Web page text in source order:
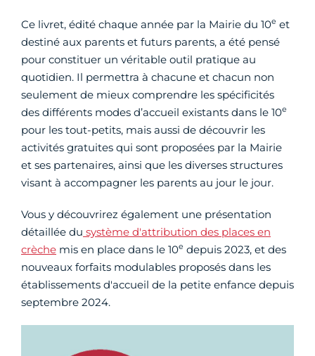
Ce livret, édité chaque année par la Mairie du 10e et
destiné aux parents et futurs parents, a été pensé
pour constituer un véritable outil pratique au
quotidien. Il permettra à chacune et chacun non
seulement de mieux comprendre les spécificités
des différents modes d’accueil existants dans le 10e
pour les tout-petits, mais aussi de découvrir les
activités gratuites qui sont proposées par la Mairie
et ses partenaires, ainsi que les diverses structures
visant à accompagner les parents au jour le jour.
Vous y découvrirez également une présentation
détaillée du système d'attribution des places en
crèche mis en place dans le 10e depuis 2023, et des
nouveaux forfaits modulables proposés dans les
établissements d'accueil de la petite enfance depuis
septembre 2024.